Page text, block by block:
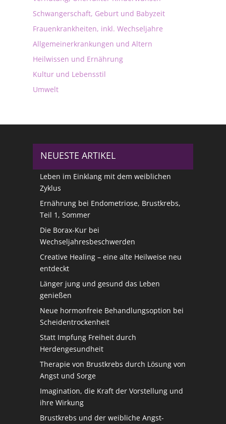
Schwangerschaft, Geburt und Babyzeit
Frauenkrankheiten, inkl. Wechseljahre
Allgemeinerkrankungen und Altern
Heilwissen und Ernährung
Kultur und Lebensstil
Umwelt
NEUESTE ARTIKEL
Leben im Einklang mit dem weiblichen
Zyklus
Ernährung bei Endometriose, Brustkrebs,
Teil 1, Sommer
Die Borax-Kur bei
Wechseljahresbeschwerden
Creative Healing – eine alte Heilweise neu
entdeckt
Länger jung und gesund das Leben
genießen
Neue hormonfreie Behandlungsoption bei
Scheidentrockenheit
Statt Impfung Freiheit durch
Herdengesundheit
Therapie von Brustkrebs durch Lösung von
Angst und Sorge
Imagination, die Kraft der Vorstellung und
ihre Wirkung
Brustkrebs und der weibliche Angst-